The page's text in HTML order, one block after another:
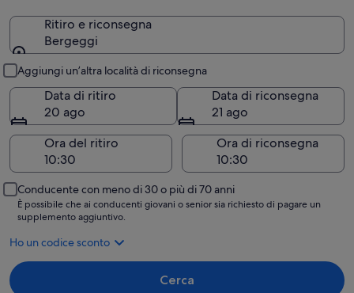
Ritiro e riconsegna
Bergeggi
Aggiungi un’altra località di riconsegna
Data di ritiro
20 ago
Data di riconsegna
21 ago
Ora del ritiro
Ora di riconsegna
Conducente con meno di 30 o più di 70 anni
È possibile che ai conducenti giovani o senior sia richiesto di pagare un
supplemento aggiuntivo.
Ho un codice sconto
Cerca